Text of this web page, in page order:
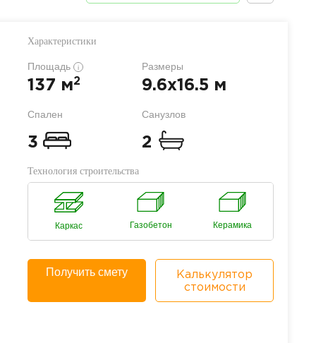
Характеристики
Площадь i
137 м2
Размеры
9.6x16.5 м
Спален
3
Санузлов
2
Технология строительства
Каркас Газобетон Керамика
Получить смету
Калькулятор
стоимости